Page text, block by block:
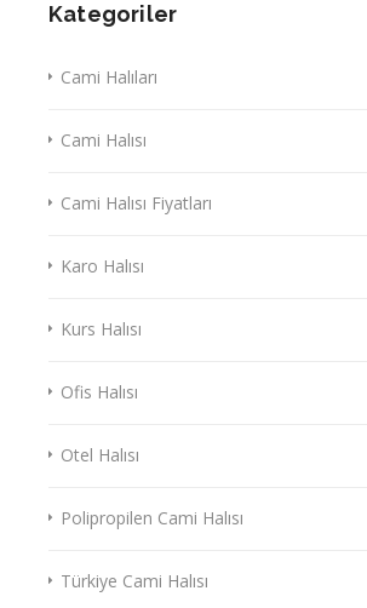
Kategoriler
Cami Halıları
Cami Halısı
Cami Halısı Fiyatları
Karo Halısı
Kurs Halısı
Ofis Halısı
Otel Halısı
Polipropilen Cami Halısı
Türkiye Cami Halısı